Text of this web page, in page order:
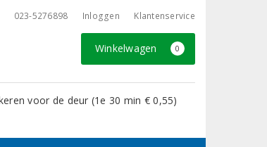
023-5276898 Inloggen Klantenservice
Winkelwagen 0
voor de deur (1e 30 min € 0,55)